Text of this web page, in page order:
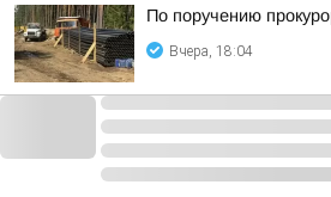
По поручению
Вчера, 18:04